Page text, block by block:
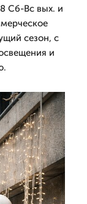
Сб-Вс вых. и
сезон, с
и